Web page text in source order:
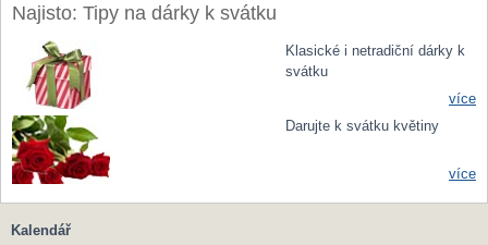
Najisto: Tipy na dárky k svátku
Klasické i netradiční dárky k
svátku
více
Darujte k svátku květiny
více
Kalendář